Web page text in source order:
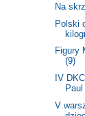
Na
Polski
Figury
(9)
IV
V